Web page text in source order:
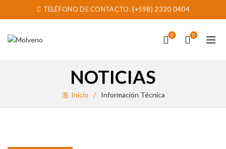
TELÉFONO DE CONTACTO:(+598) 2320 0404
0 0
NOTICIAS
Inicio Información Técnica